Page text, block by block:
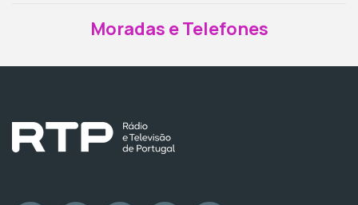
Moradas e Telefones